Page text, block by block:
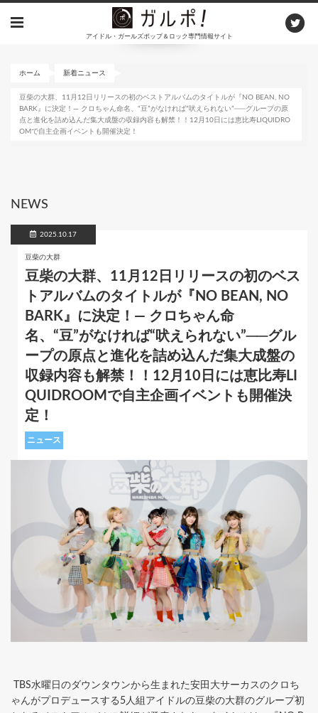
アイドル・ガールズポップ＆ロック専門情報サイト
ホーム 新着ニュース
豆柴の大群、11月12日リリースの初のベストアルバムのタイトルが『NO BEAN, NO
BARK』に決定！— クロちゃん命名、“豆”がなければ“吠えられない”──グループの原
点と進化を詰め込んだ集大成盤の収録内容も解禁！！12月10日には恵比寿LIQUIDRO
OMで自主企画イベントも開催決定！
NEWS
2025.10.17
豆柴の大群
豆柴の大群、11月12日リリースの初のベス
トアルバムのタイトルが『NO BEAN, NO
BARK』に決定！— クロちゃん命
名、“豆”がなければ“吠えられない”──グル
ープの原点と進化を詰め込んだ集大成盤の
収録内容も解禁！！12月10日には恵比寿LI
QUIDROOMで自主企画イベントも開催決
定！
ニュース
TBS水曜日のダウンタウンから生まれた安田大サーカスのクロち
ゃんがプロデュースする5人組アイドルの豆柴の大群のグループ初